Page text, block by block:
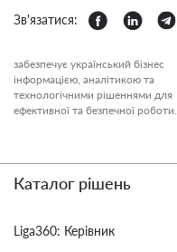
Зв'язатися:
забезпечує український бізнес
інформацією, аналітикою та
технологічними рішеннями для
ефективної та безпечної роботи.
Каталог рішень
Liga360: Керівник